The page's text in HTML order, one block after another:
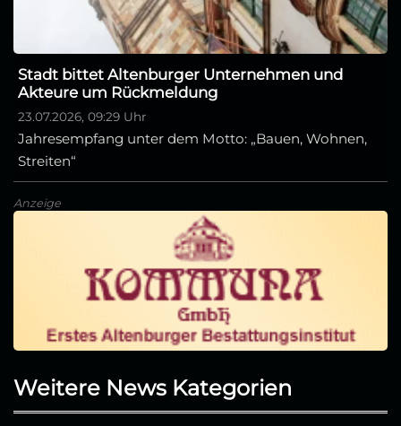
Stadt bittet Altenburger Unternehmen und
Akteure um Rückmeldung
23.07.2026, 09:29 Uhr
Jahresempfang unter dem Motto: „Bauen, Wohnen,
Streiten“
Anzeige
Weitere News Kategorien